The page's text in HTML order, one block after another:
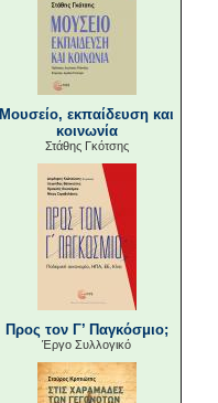
Μουσείο, εκπαίδευση και
κοινωνία
Στάθης Γκότσης
Προς τον Γ’ Παγκόσμιο;
Έργο Συλλογικό